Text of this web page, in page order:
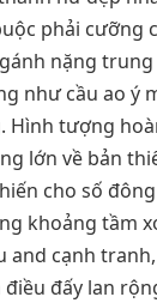
phải cưỡng
nặng
như cầu ao ý
Hình tượng
lớn về bản
cho số
khoảng tầm
and cạnh
điều đấy lan